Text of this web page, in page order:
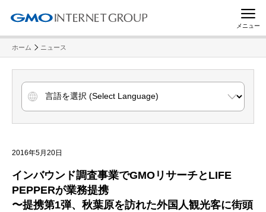
メニュー
ホーム ニュース
2016年5月20日
インバウンド調査事業でGMOリサーチとLIFE
PEPPERが業務提携
〜提携第1弾、秋葉原を訪れた外国人観光客に街頭